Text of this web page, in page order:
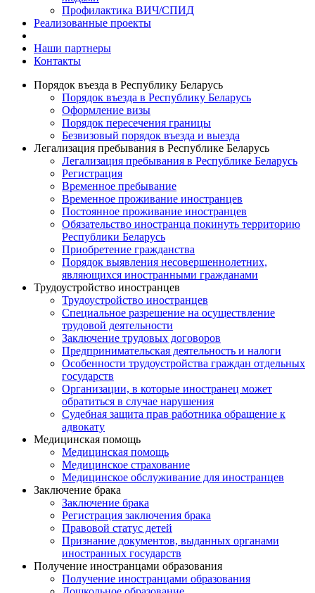
Профилактика ВИЧ/СПИД
Реализованные проекты
Наши партнеры
Контакты
Порядок въезда в Республику Беларусь
Порядок въезда в Республику Беларусь
Оформление визы
Порядок пересечения границы
Безвизовый порядок въезда и выезда
Легализация пребывания в Республике Беларусь
Легализация пребывания в Республике Беларусь
Регистрация
Временное пребывание
Временное проживание иностранцев
Постоянное проживание иностранцев
Обязательство иностранца покинуть территорию
Республики Беларусь
Приобретение гражданства
Порядок выявления несовершеннолетних,
являющихся иностранными гражданами
Трудоустройство иностранцев
Трудоустройство иностранцев
Специальное разрешение на осуществление
трудовой деятельности
Заключение трудовых договоров
Предпринимательская деятельность и налоги
Особенности трудоустройства граждан отдельных
государств
Организации, в которые иностранец может
обратиться в случае нарушения
Судебная защита прав работника обращение к
адвокату
Медицинская помощь
Медицинская помощь
Медицинское страхование
Медицинское обслуживание для иностранцев
Заключение брака
Заключение брака
Регистрация заключения брака
Правовой статус детей
Признание документов, выданных органами
иностранных государств
Получение иностранцами образования
Получение иностранцами образования